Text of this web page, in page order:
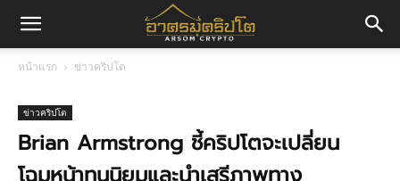
หน้าแรก ข่าวคริปโต
ข่าวคริปโต
Brian Armstrong ชี้คริปโตจะเปลี่ยน